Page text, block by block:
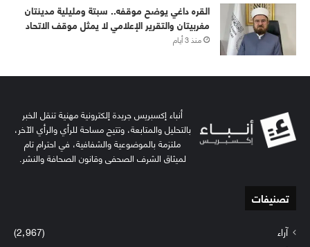
القره داغي يوضح موقفه.. سبتة ومليلية مدينتان
مغربيتان والتقرير الإعلامي لا يمثل موقف الاتحاد
منذ 3 أيام
أنباء إكسبريس جريدة إلكترونية مهنية تنقل الخبر
بالتحليل والمتابعة، وتتيح مساحة للرأي والرأي الآخر،
ملتزمة بالموضوعية والشفافية، في احترام تام
لميثاق الشرف الصحفي وقانون الصحافة والنشر.
تصنيفات
آراء
(2٬967)